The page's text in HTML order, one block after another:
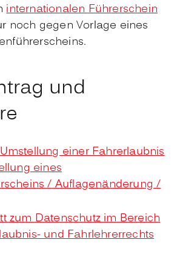
internationalen Führerschein
noch gegen Vorlage eines
und
einer Fahrerlaubnis
eines
/ Auflagenänderung /
zum Datenschutz im Bereich
und Fahrlehrerrechts